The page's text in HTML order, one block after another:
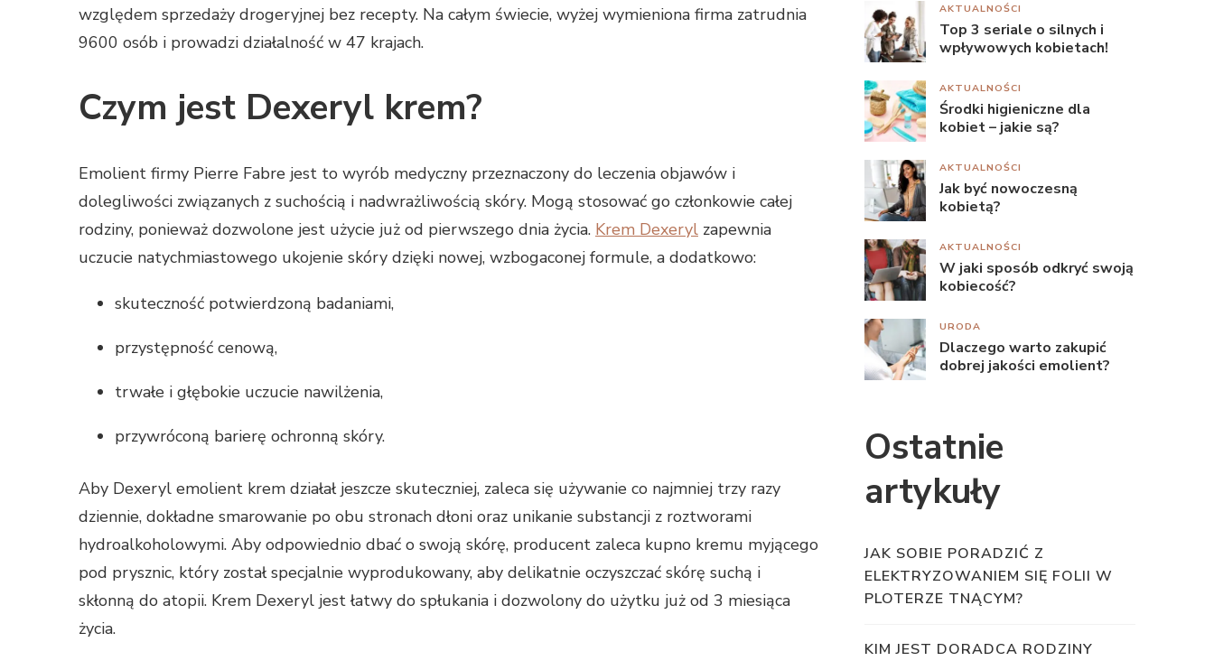
względem sprzedaży drogeryjnej bez recepty. Na całym świecie, wyżej wymieniona firma zatrudnia
9600 osób i prowadzi działalność w 47 krajach.
Czym jest Dexeryl krem?
Emolient firmy Pierre Fabre jest to wyrób medyczny przeznaczony do leczenia objawów i
dolegliwości związanych z suchością i nadwrażliwością skóry. Mogą stosować go członkowie całej
rodziny, ponieważ dozwolone jest użycie już od pierwszego dnia życia. Krem Dexeryl zapewnia
uczucie natychmiastowego ukojenie skóry dzięki nowej, wzbogaconej formule, a dodatkowo:
skuteczność potwierdzoną badaniami,
przystępność cenową,
trwałe i głębokie uczucie nawilżenia,
przywróconą barierę ochronną skóry.
Aby Dexeryl emolient krem działał jeszcze skuteczniej, zaleca się używanie co najmniej trzy razy
dziennie, dokładne smarowanie po obu stronach dłoni oraz unikanie substancji z roztworami
hydroalkoholowymi. Aby odpowiednio dbać o swoją skórę, producent zaleca kupno kremu myjącego
pod prysznic, który został specjalnie wyprodukowany, aby delikatnie oczyszczać skórę suchą i
skłonną do atopii. Krem Dexeryl jest łatwy do spłukania i dozwolony do użytku już od 3 miesiąca
życia.
AKTUALNOŚCI
Top 3 seriale o silnych i
wpływowych kobietach!
AKTUALNOŚCI
Środki higieniczne dla
kobiet – jakie są?
AKTUALNOŚCI
Jak być nowoczesną
kobietą?
AKTUALNOŚCI
W jaki sposób odkryć swoją
kobiecość?
URODA
Dlaczego warto zakupić
dobrej jakości emolient?
Ostatnie
artykuły
JAK SOBIE PORADZIĆ Z
ELEKTRYZOWANIEM SIĘ FOLII W
PLOTERZE TNĄCYM?
KIM JEST DORADCA RODZINY